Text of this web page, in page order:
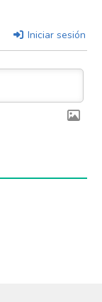
Iniciar sesión